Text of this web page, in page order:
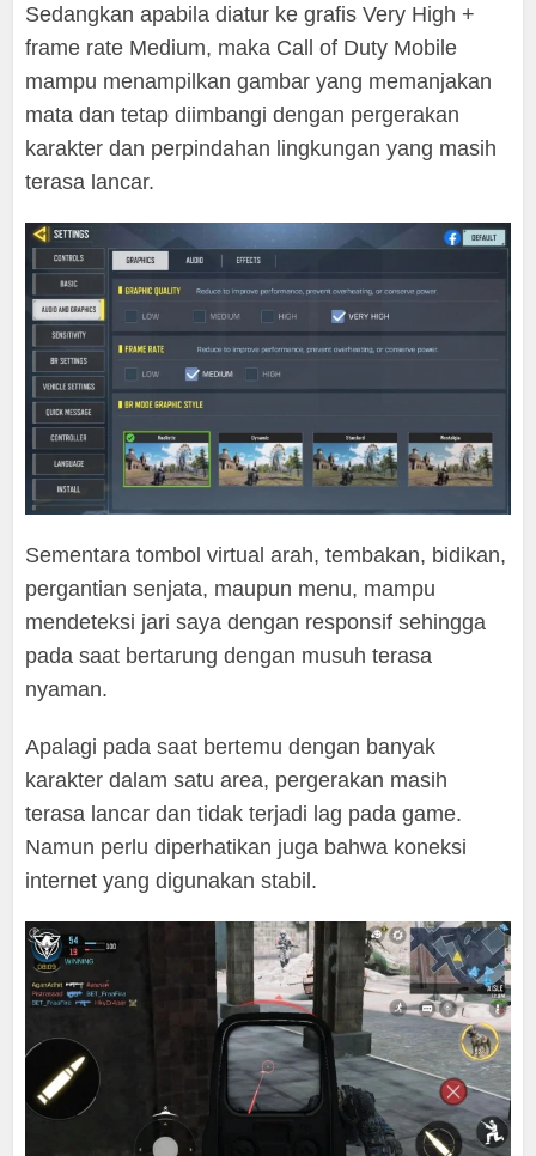
Sedangkan apabila diatur ke grafis Very High +
frame rate Medium, maka Call of Duty Mobile
mampu menampilkan gambar yang memanjakan
mata dan tetap diimbangi dengan pergerakan
karakter dan perpindahan lingkungan yang masih
terasa lancar.
Sementara tombol virtual arah, tembakan, bidikan,
pergantian senjata, maupun menu, mampu
mendeteksi jari saya dengan responsif sehingga
pada saat bertarung dengan musuh terasa
nyaman.
Apalagi pada saat bertemu dengan banyak
karakter dalam satu area, pergerakan masih
terasa lancar dan tidak terjadi lag pada game.
Namun perlu diperhatikan juga bahwa koneksi
internet yang digunakan stabil.